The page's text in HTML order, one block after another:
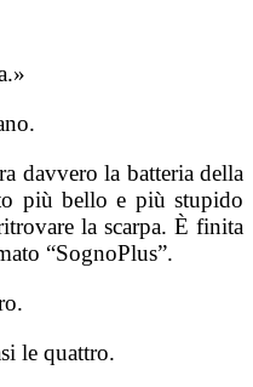
davvero la batteria della
più bello e più stupido
la scarpa. È finita
“SognoPlus”.
le quattro.